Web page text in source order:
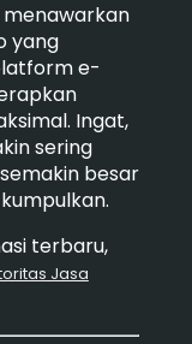
yang
e-
Ingat,
sering
besar
terbaru,
Jasa